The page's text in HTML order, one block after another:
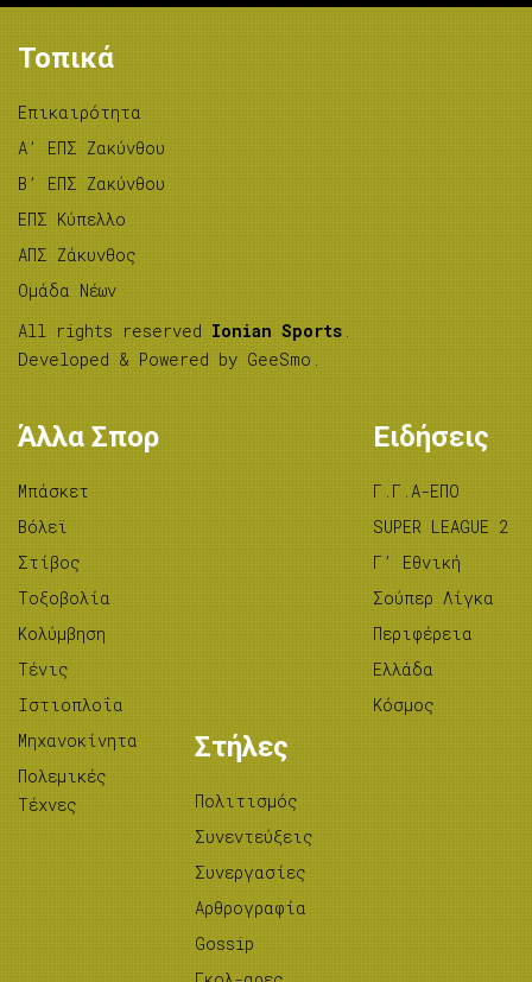
Τοπικά
Επικαιρότητα
A’ ΕΠΣ Ζακύνθου
B’ ΕΠΣ Ζακύνθου
ΕΠΣ Κύπελλο
ΑΠΣ Ζάκυνθος
Ομάδα Νέων
All rights reserved Ionian Sports .
Developed & Powered by GeeSmo .
Άλλα Σπορ
Μπάσκετ
Βόλεϊ
Στίβος
Tοξοβολία
Κολύμβηση
Τένις
Ιστιοπλοΐα
Μηχανοκίνητα
Πολεμικές
Τέχνες
Ειδήσεις
Γ.Γ.Α-ΕΠΟ
SUPER LEAGUE 2
Γ’ Εθνική
Σούπερ Λίγκα
Περιφέρεια
Ελλάδα
Κόσμος
Στήλες
Πολιτισμός
Συνεντεύξεις
Συνεργασίες
Αρθρογραφία
Gossip